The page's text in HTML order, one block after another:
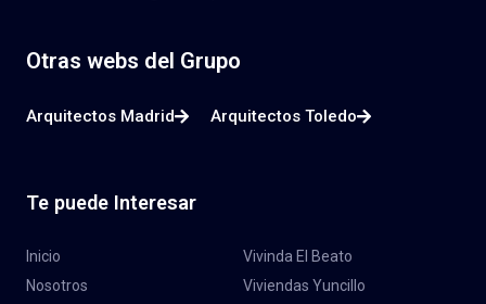
Otras webs del Grupo
Arquitectos Madrid Arquitectos Toledo
Te puede Interesar
Inicio
Nosotros
Vivinda El Beato
Viviendas Yuncillo